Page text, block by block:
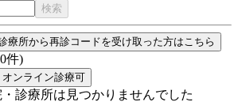
検索
療所から再診コードを受け取った方はこちら
0件)
オンライン診療可
診療所は見つかりませんでした